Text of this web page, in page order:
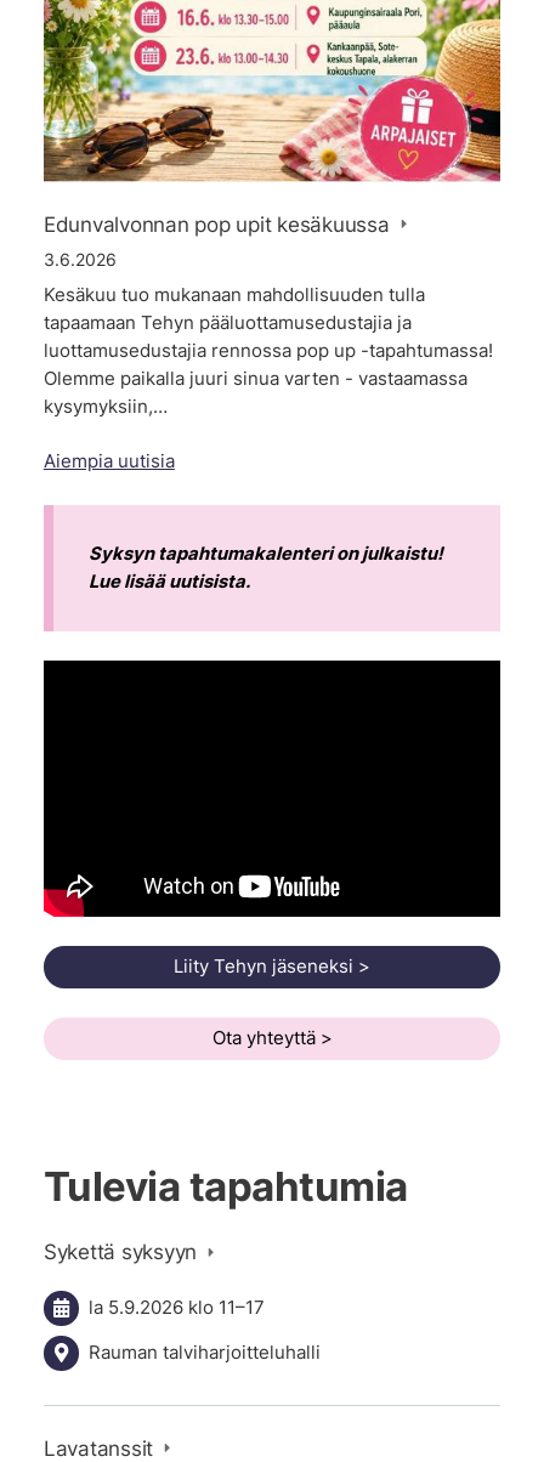
Edunvalvonnan pop upit kesäkuussa
3.6.2026
Kesäkuu tuo mukanaan mahdollisuuden tulla
tapaamaan Tehyn pääluottamusedustajia ja
luottamusedustajia rennossa pop up -tapahtumassa!
Olemme paikalla juuri sinua varten - vastaamassa
kysymyksiin,…
Aiempia uutisia
Syksyn tapahtumakalenteri on julkaistu!
Lue lisää uutisista.
Liity Tehyn jäseneksi >
Ota yhteyttä >
Tulevia tapahtumia
Sykettä syksyyn
la 5.9.2026 klo 11–17
Rauman talviharjoitteluhalli
Lavatanssit